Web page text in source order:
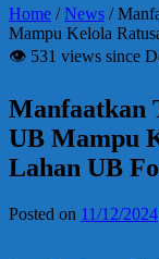
Home /News /
Mampu Kelola
👁 531 views since
Manfaatkan
UB Mampu
Lahan UB
Posted on 11/12/2024